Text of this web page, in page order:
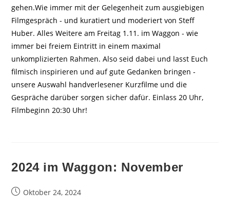
gehen.Wie immer mit der Gelegenheit zum ausgiebigen
Filmgespräch - und kuratiert und moderiert von Steff
Huber. Alles Weitere am Freitag 1.11. im Waggon - wie
immer bei freiem Eintritt in einem maximal
unkomplizierten Rahmen. Also seid dabei und lasst Euch
filmisch inspirieren und auf gute Gedanken bringen -
unsere Auswahl handverlesener Kurzfilme und die
Gespräche darüber sorgen sicher dafür. Einlass 20 Uhr,
Filmbeginn 20:30 Uhr!
2024 im Waggon: November
BeitragOktober 24, 2024